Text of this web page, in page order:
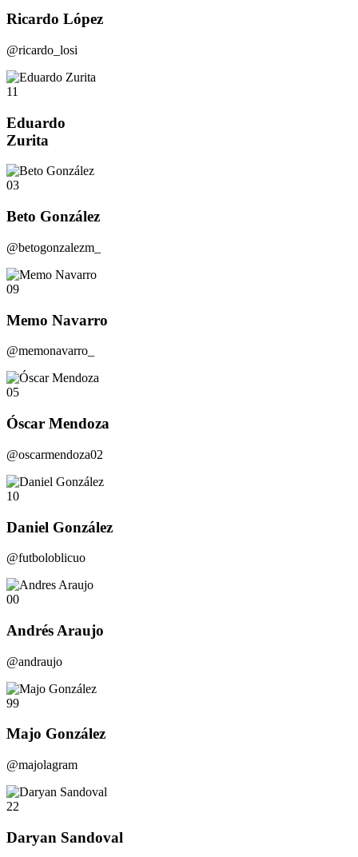
Ricardo López
@ricardo_losi
11
Eduardo
Zurita
03
Beto González
@betogonzalezm_
09
Memo Navarro
@memonavarro_
05
Óscar Mendoza
@oscarmendoza02
10
Daniel González
@futboloblicuo
00
Andrés Araujo
@andraujo
99
Majo González
@majolagram
22
Daryan Sandoval